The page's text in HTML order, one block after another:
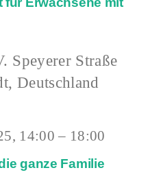
Speyerer Straße
Deutschland
ganze Familie
14:00 – 18:00